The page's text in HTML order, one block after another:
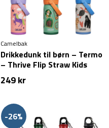
Camelbak
Drikkedunk til børn – Termo
– Thrive Flip Straw Kids
VSS – 350 ml
249kr
-26%